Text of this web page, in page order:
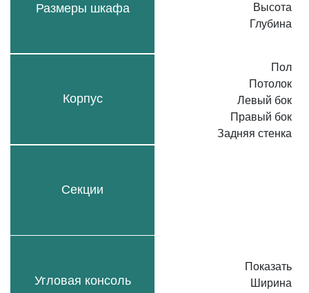
Размеры шкафа
Корпус
Секции
Угловая консоль
Высота
Глубина
Пол
Потолок
Левый бок
Правый бок
Задняя стенка
Показать
Ширина